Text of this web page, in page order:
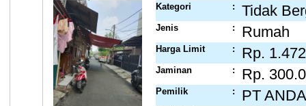
Kategori : Tidak
Jenis : Rumah
Harga Limit : Rp.
Jaminan : Rp.
Pemilik : PT